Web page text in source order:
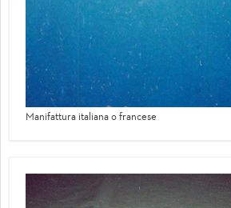
Manifattura italiana o francese